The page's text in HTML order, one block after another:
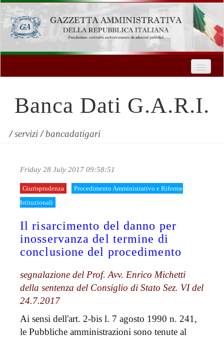
Formazione
Innovazione Tecnologica
Registrati
Banca Dati G.A.R.I.
/servizi/bancadatigari
Friday 28 July 2017 09:58:51
Giurisprudenza
Procedimento Amministrativo e Riforme
Istituzionali
Il risarcimento del danno per
inosservanza del termine di
conclusione del procedimento
segnalazione del Prof. Avv. Enrico Michetti
della sentenza del Consiglio di Stato Sez. VI del
24.7.2017
Ai sensi dell'art. 2-bis l. 7 agosto 1990 n. 241,
le Pubbliche amministrazioni sono tenute al